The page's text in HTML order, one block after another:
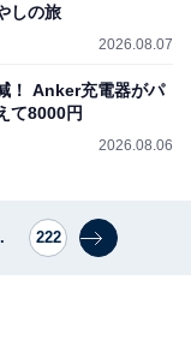
しの旅
2026.08.07
！ Anker充電器がパ
て8000円
2026.08.06
222